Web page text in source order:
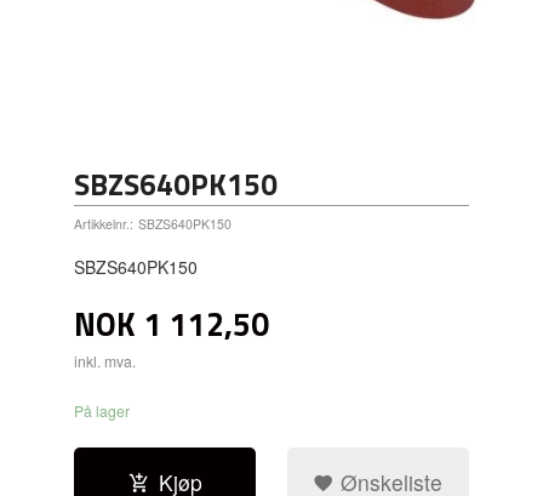
SBZS640PK150
Artikkelnr.: SBZS640PK150
SBZS640PK150
NOK 1 112,50
inkl. mva.
På lager
Kjøp Ønskeliste